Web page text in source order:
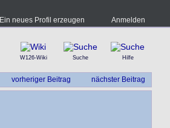
Ein neues Profil erzeugen Anmelden
W126-Wiki Suche Hilfe
vorheriger Beitrag nächster Beitrag